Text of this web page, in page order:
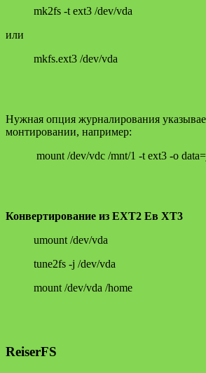
mk2fs -t ext3 /dev/vda
или
mkfs.ext3 /dev/vda
Нужная опция журналирования
монтировании, например:
mount /dev/vdc /mnt/1 -t ext3 -o
Конвертирование из EXT2 Eв XT3
umount /dev/vda
tune2fs -j /dev/vda
mount /dev/vda /home
ReiserFS